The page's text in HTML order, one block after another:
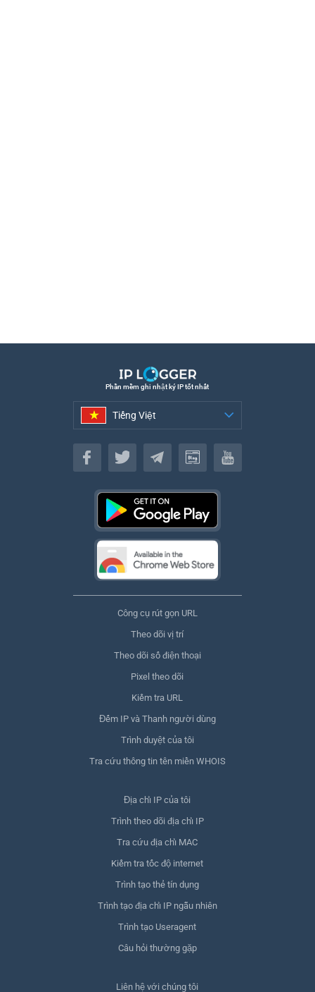
Phần mềm ghi nhật ký IP tốt nhất
Tiếng Việt
Tiếng Việt
Công cụ rút gọn URL
Theo dõi vị trí
Theo dõi số điện thoại
Pixel theo dõi
Kiểm tra URL
Đếm IP và Thanh người dùng
Trình duyệt của tôi
Tra cứu thông tin tên miền WHOIS
Địa chỉ IP của tôi
Trình theo dõi địa chỉ IP
Tra cứu địa chỉ MAC
Kiểm tra tốc độ internet
Trình tạo thẻ tín dụng
Trình tạo địa chỉ IP ngẫu nhiên
Trình tạo Useragent
Câu hỏi thường gặp
Liên hệ với chúng tôi